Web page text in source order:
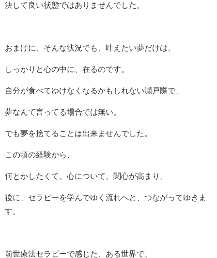
決して良い状態ではありませんでした。
おまけに、そんな状況でも、叶えたい夢だけは、
しっかりと心の中に、在るのです。
自分が食べてゆけなくなるかもしれない瀬戸際で、
夢なんて言ってる場合では無い。
でも夢を捨てることは出来ませんでした。
この頃の経験から、
何とかしたくて、心について、関心が高まり、
後に、セラピーを学んでゆく流れへと、つながってゆきま
す。
前世療法セラピーで感じた、ある世界で、